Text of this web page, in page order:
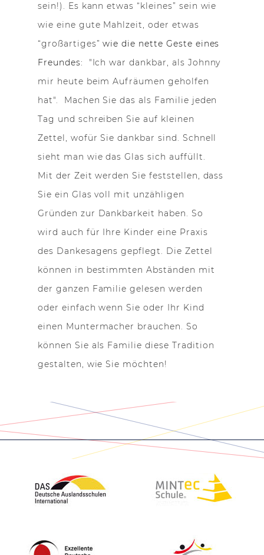
sein!). Es kann etwas “kleines” sein wie
wie eine gute Mahlzeit, oder etwas
“großartiges” wie die nette Geste eines
Freundes:
"Ich war dankbar, als Johnny
mir heute beim Aufräumen geholfen
hat". Machen Sie das als Familie jeden
Tag und schreiben Sie auf kleinen
Zettel, wofür Sie dankbar sind. Schnell
sieht man wie das Glas sich auffüllt.
Mit der Zeit werden Sie feststellen, dass
Sie ein Glas voll mit unzähligen
Gründen zur Dankbarkeit haben. So
wird auch für Ihre Kinder eine Praxis
des Dankesagens gepflegt. Die Zettel
können in bestimmten Abständen mit
der ganzen Familie gelesen werden
oder einfach wenn Sie oder Ihr Kind
einen Muntermacher brauchen. So
können Sie als Familie diese Tradition
gestalten, wie Sie möchten!